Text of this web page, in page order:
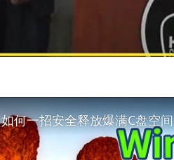
如何一招安全释放爆满C盘空间